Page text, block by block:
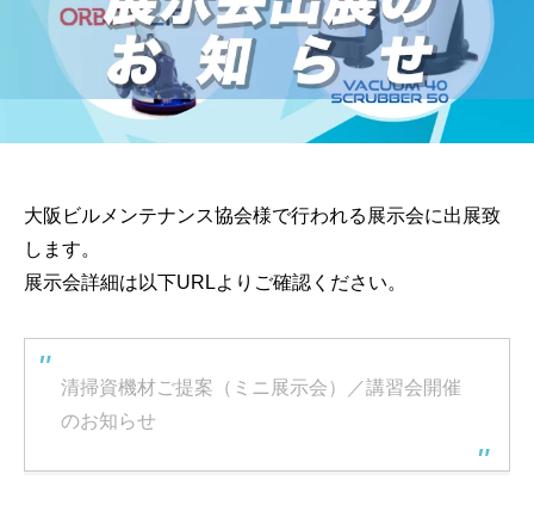
ORBOT
オーボット
TENNANT
テナントフロアマシン
大阪ビルメンテナンス協会様で行われる展示会に出展致
します。
展示会詳細は以下URLよりご確認ください。
清掃資機材ご提案（ミニ展示会）／講習会開催
のお知らせ